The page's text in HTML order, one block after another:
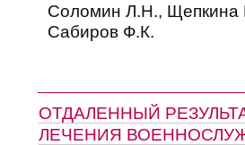
Соломин Л.Н., Щепкина
Сабиров Ф.К.
ОТДАЛЕННЫЙ
ЛЕЧЕНИЯ